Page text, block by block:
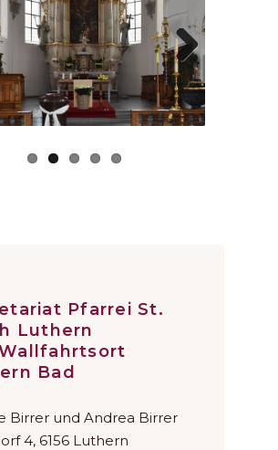
Next
Pfarrei St.
Luthern
Bad
Birrer und Andrea Birrer
4, 6156 Luthern